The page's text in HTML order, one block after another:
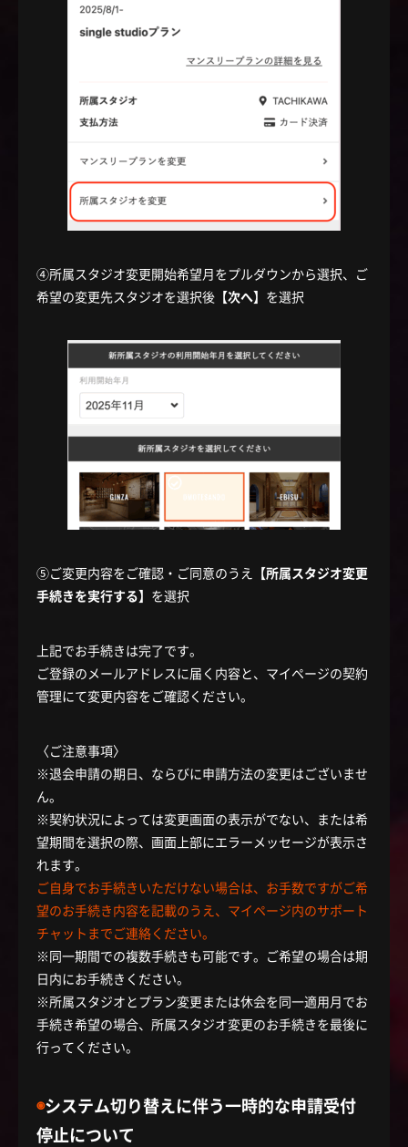
④所属スタジオ変更開始希望月をプルダウンから選択、ご
希望の変更先スタジオを選択後 【次へ】 を選択
⑤ご変更内容をご確認・ご同意のうえ
【所属スタジオ変更
手続きを実行する】 を選択
上記でお手続きは完了です。
ご登録のメールアドレスに届く内容と、マイページの契約
管理にて変更内容をご確認ください。
〈ご注意事項〉
※退会申請の期日、ならびに申請方法の変更はございませ
ん。
※契約状況によっては変更画面の表示がでない、または希
望期間を選択の際、画面上部にエラーメッセージが表示さ
れます。
ご自身でお手続きいただけない場合は、お手数ですがご希
望のお手続き内容を記載のうえ、マイページ内のサポート
チャットまでご連絡ください。
※同一期間での複数手続きも可能です。ご希望の場合は期
日内にお手続きください。
※所属スタジオとプラン変更または休会を同一適用月でお
手続き希望の場合、所属スタジオ変更のお手続きを最後に
行ってください。
◉システム切り替えに伴う一時的な申請受付
停止について